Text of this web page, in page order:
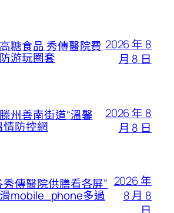
糖食品 秀傳醫院費
游玩圈套
2026 年 8
月 8 日
州善南街道“溫馨
情防控網
2026 年 8
月 8 日
傳醫院供膳看各屏”
mobile_phone多過
2026 年
8 月 8
日